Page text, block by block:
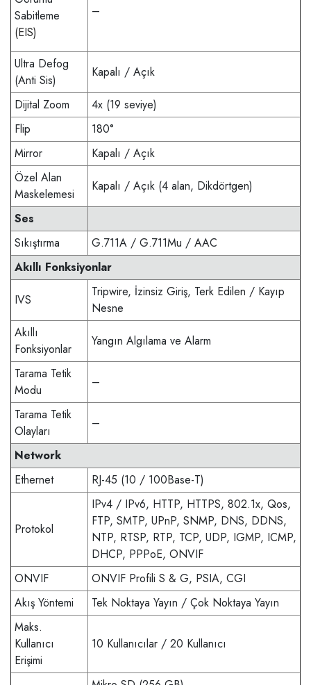
Sabitleme
(EIS)
–
Ultra Defog
(Anti Sis)
Kapalı / Açık
Dijital Zoom
4x (19 seviye)
Flip
180°
Mirror
Kapalı / Açık
Özel Alan
Maskelemesi
Kapalı / Açık (4 alan, Dikdörtgen)
Ses
Sıkıştırma
G.711A / G.711Mu / AAC
Akıllı Fonksiyonlar
IVS
Tripwire, İzinsiz Giriş, Terk Edilen / Kayıp
Nesne
Akıllı
Fonksiyonlar
Yangın Algılama ve Alarm
Tarama Tetik
Modu
–
Tarama Tetik
Olayları
–
Network
Ethernet
RJ-45 (10 / 100Base-T)
Protokol
IPv4 / IPv6, HTTP, HTTPS, 802.1x, Qos,
FTP, SMTP, UPnP, SNMP, DNS, DDNS,
NTP, RTSP, RTP, TCP, UDP, IGMP, ICMP,
DHCP, PPPoE, ONVIF
ONVIF
ONVIF Profili S & G, PSIA, CGI
Akış Yöntemi
Tek Noktaya Yayın / Çok Noktaya Yayın
Maks.
Kullanıcı
Erişimi
10 Kullanıcılar / 20 Kullanıcı